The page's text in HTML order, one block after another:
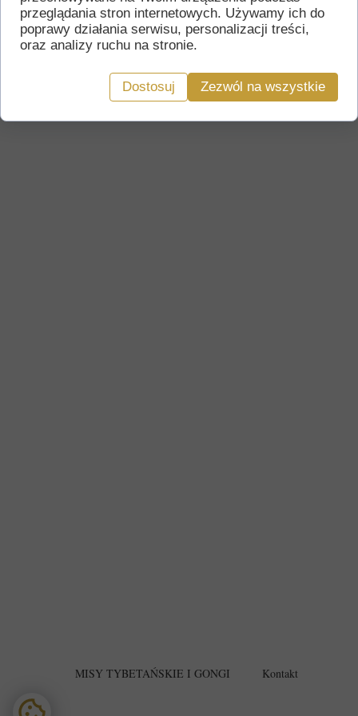
MISY TYBETAŃSKIE I GONGI Kontakt
szelestu po grzmoty przypominające burzę.
Gong ten doskonale spisuje się przy koncertach
relaksacyjnych, praktykach jogi, oczyszczaniu i
Gongi te produkowane są ręcznie w Azji w
manufakturach z wieloletnim doświadczeniem.
przeglądania stron internetowych. Używamy ich do
poprawy działania serwisu, personalizacji treści,
oraz analizy ruchu na stronie.
Dostosuj Zezwól na wszystkie